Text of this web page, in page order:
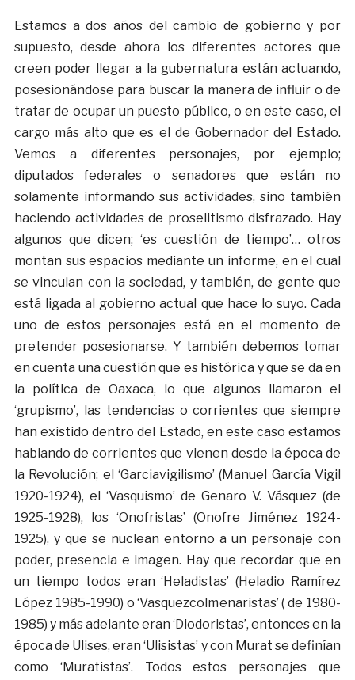
Estamos a dos años del cambio de gobierno y por
supuesto, desde ahora los diferentes actores que
creen poder llegar a la gubernatura están actuando,
posesionándose para buscar la manera de influir o de
tratar de ocupar un puesto público, o en este caso, el
cargo más alto que es el de Gobernador del Estado.
Vemos a diferentes personajes, por ejemplo;
diputados federales o senadores que están no
solamente informando sus actividades, sino también
haciendo actividades de proselitismo disfrazado. Hay
algunos que dicen; ‘es cuestión de tiempo’… otros
montan sus espacios mediante un informe, en el cual
se vinculan con la sociedad, y también, de gente que
está ligada al gobierno actual que hace lo suyo. Cada
uno de estos personajes está en el momento de
pretender posesionarse. Y también debemos tomar
en cuenta una cuestión que es histórica y que se da en
la política de Oaxaca, lo que algunos llamaron el
‘grupismo’, las tendencias o corrientes que siempre
han existido dentro del Estado, en este caso estamos
hablando de corrientes que vienen desde la época de
la Revolución; el ‘Garciavigilismo’ (Manuel García Vigil
1920-1924), el ‘Vasquismo’ de Genaro V. Vásquez (de
1925-1928), los ‘Onofristas’ (Onofre Jiménez 1924-
1925), y que se nuclean entorno a un personaje con
poder, presencia e imagen. Hay que recordar que en
un tiempo todos eran ‘Heladistas’ (Heladio Ramírez
López 1985-1990) o ‘Vasquezcolmenaristas’ ( de 1980-
1985) y más adelante eran ‘Diodoristas’, entonces en la
época de Ulises, eran ‘Ulisistas’ y con Murat se definían
como ‘Muratistas’. Todos estos personajes que